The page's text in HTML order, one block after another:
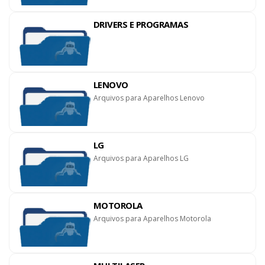
DRIVERS E PROGRAMAS
LENOVO
Arquivos para Aparelhos Lenovo
LG
Arquivos para Aparelhos LG
MOTOROLA
Arquivos para Aparelhos Motorola